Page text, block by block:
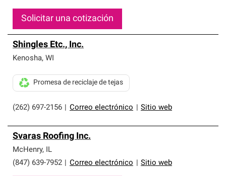
Solicitar una cotización
Shingles Etc., Inc.
Kenosha, WI
(262) 697-2156 Correo electrónico Sitio web
Promesa de reciclaje de tejas
Svaras Roofing Inc.
McHenry, IL
(847) 639-7952
Correo electrónico Sitio web